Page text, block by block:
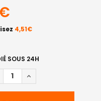
4,51€
SOUS 24H
LA QUANTITÉ DE
AUGMENTER LA